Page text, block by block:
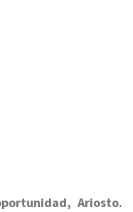
Ariosto.